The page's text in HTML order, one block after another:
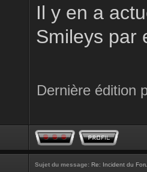
Il y en a
Smileys par
Dernière édition
Sujet du message: Re: Incident du